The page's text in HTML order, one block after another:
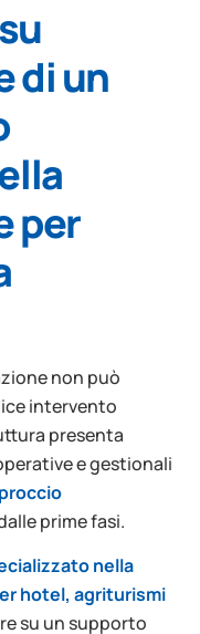
di un
per
non può
intervento
presenta
e gestionali
prime fasi.
nella
hotel, agriturismi
su un supporto